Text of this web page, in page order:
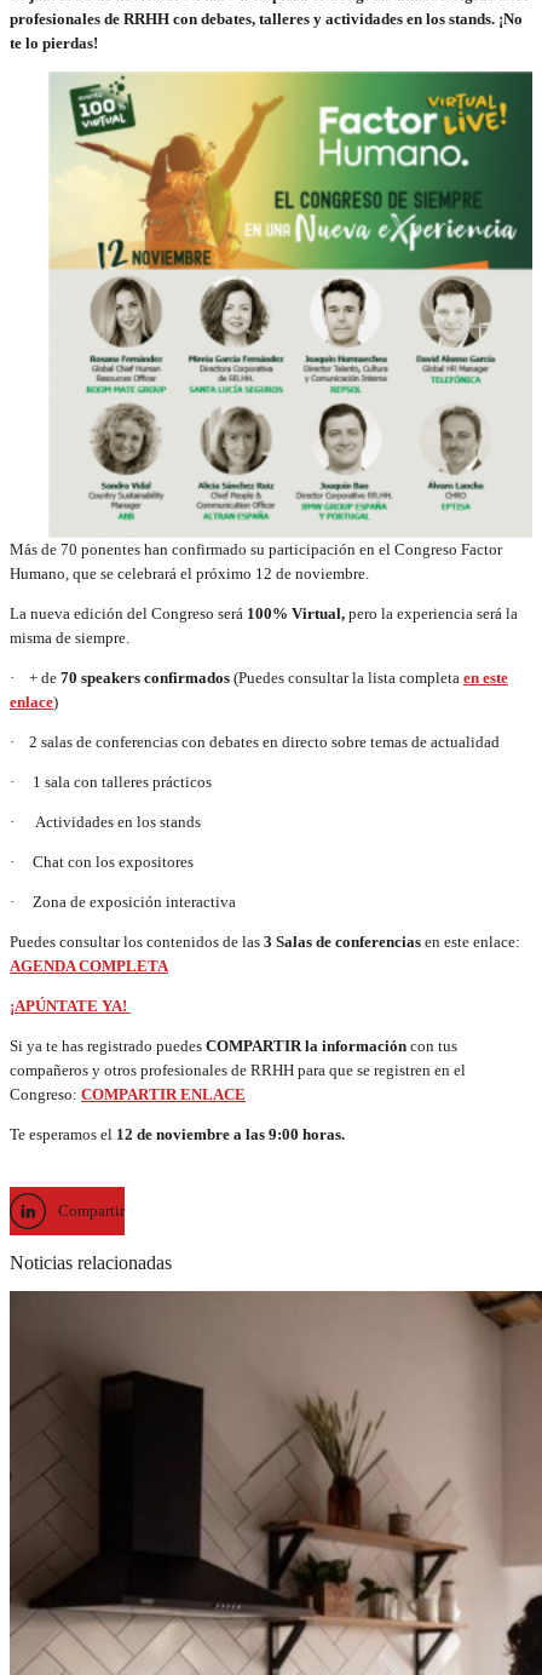
profesionales de RRHH con debates, talleres y actividades en los stands. ¡No
te lo pierdas!
Más de 70 ponentes han confirmado su participación en el Congreso Factor
Humano, que se celebrará el próximo 12 de noviembre.
La nueva edición del Congreso será 100% Virtual, pero la experiencia será la
misma de siempre.
· + de 70 speakers confirmados (Puedes consultar la lista completa en este
enlace)
· 2 salas de conferencias con debates en directo sobre temas de actualidad
· 1 sala con talleres prácticos
· Actividades en los stands
· Chat con los expositores
· Zona de exposición interactiva
Puedes consultar los contenidos de las 3 Salas de conferencias en este enlace:
AGENDA COMPLETA
¡APÚNTATE YA!
Si ya te has registrado puedes COMPARTIR la información con tus
compañeros y otros profesionales de RRHH para que se registren en el
Congreso: COMPARTIR ENLACE
Te esperamos el 12 de noviembre a las 9:00 horas.
Compartir
Noticias relacionadas